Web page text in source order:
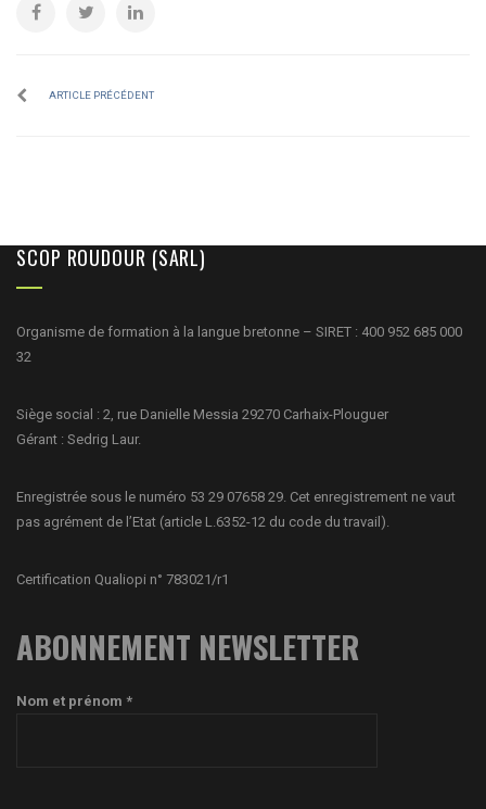
ARTICLE PRÉCÉDENT
SCOP ROUDOUR (SARL)
Organisme de formation à la langue bretonne – SIRET : 400 952 685 000
32
Siège social : 2, rue Danielle Messia 29270 Carhaix-Plouguer
Gérant : Sedrig Laur.
Enregistrée sous le numéro 53 29 07658 29. Cet enregistrement ne vaut
pas agrément de l’Etat (article L.6352-12 du code du travail).
Certification Qualiopi n° 783021/r1
ABONNEMENT NEWSLETTER
Nom et prénom *